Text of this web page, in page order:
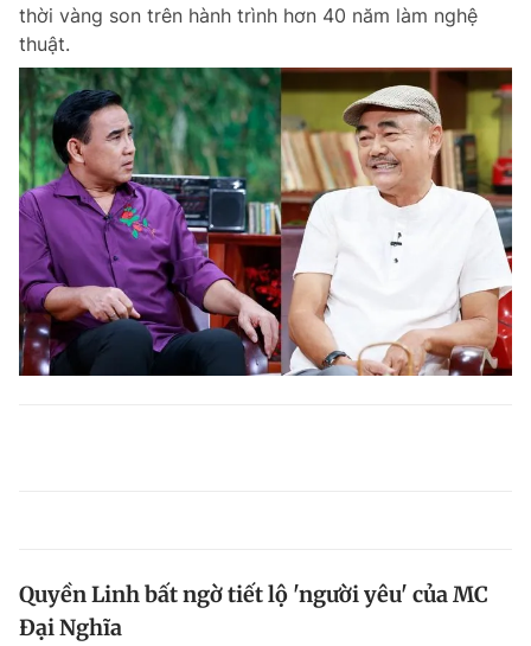
thời vàng son trên hành trình hơn 40 năm làm nghệ
thuật.
Quyền Linh bất ngờ tiết lộ 'người yêu' của MC
Đại Nghĩa